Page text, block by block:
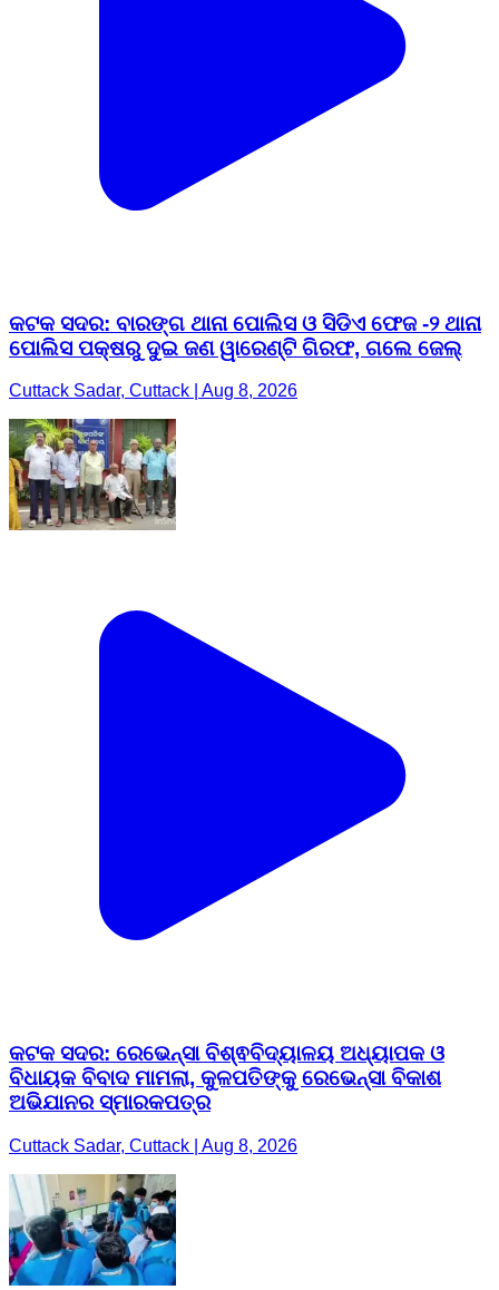
କଟକ ସଦର: ବାରଙ୍ଗ ଥାନା ପୋଲିସ ଓ ସିଡିଏ ଫେଜ -୨ ଥାନା
ପୋଲିସ ପକ୍ଷରୁ ଦୁଇ ଜଣ ୱାରେଣ୍ଟି ଗିରଫ, ଗଲେ ଜେଲ୍
Cuttack Sadar, Cuttack | Aug 8, 2026
କଟକ ସଦର: ରେଭେନ୍ସା ବିଶ୍ଵବିଦ୍ୟାଳୟ ଅଧ୍ୟାପକ ଓ
ବିଧାୟକ ବିବାଦ ମାମଲା, କୁଳପତିଙ୍କୁ ରେଭେନ୍ସା ବିକାଶ
ଅଭିଯାନର ସ୍ମାରକପତ୍ର
Cuttack Sadar, Cuttack | Aug 8, 2026